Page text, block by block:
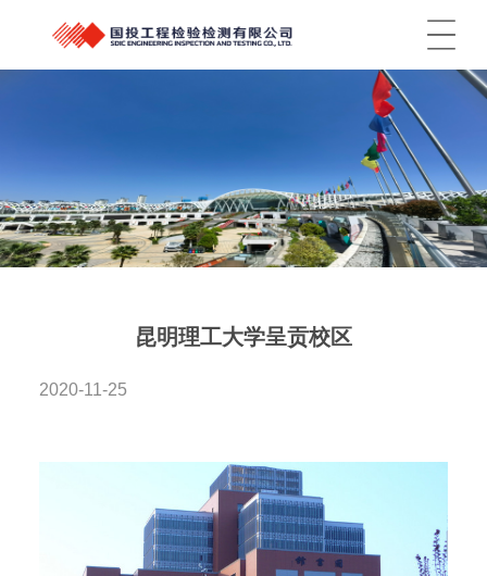
菜单
昆明理工大学呈贡校区
2020-11-25